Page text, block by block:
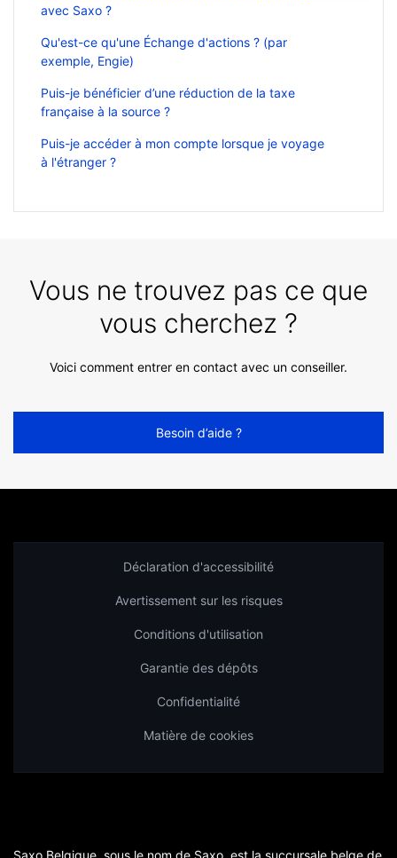
avec Saxo ?
Qu'est-ce qu'une Échange d'actions ? (par
exemple, Engie)
Puis-je bénéficier d’une réduction de la taxe
française à la source ?
Puis-je accéder à mon compte lorsque je voyage
à l'étranger ?
Vous ne trouvez pas ce que
vous cherchez ?
Voici comment entrer en contact avec un conseiller.
Besoin d’aide ?
Déclaration d'accessibilité
Avertissement sur les risques
Conditions d'utilisation
Garantie des dépôts
Confidentialité
Matière de cookies
Saxo Belgique, sous le nom de Saxo, est la succursale belge de